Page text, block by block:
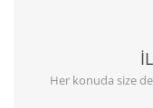
Her konuda size